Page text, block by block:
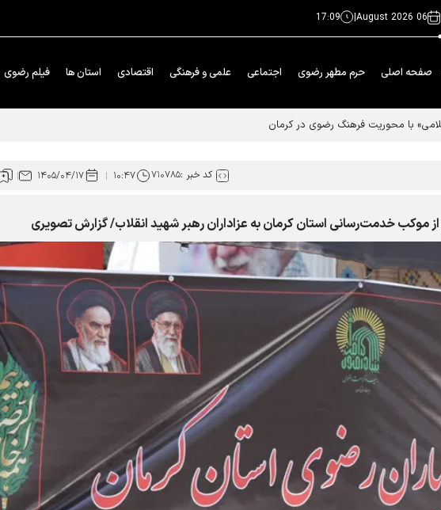
06 August 2026
|
17:09
صفحه اصلی حرم مطهر رضوی اجتماعی علمی و فرهنگی اقتصادی استان ها فیلم رضوی
با محوریت فرهنگ رضوی در کرمان
کد خبر :۷۱۰۷۸۵ ۱۰:۴۷ ۱۴۰۵/۰۴/۱۷
از موکب خدمت‌رسانی استان کرمان به عزاداران رهبر شهید انقلاب/ گزارش تصویری